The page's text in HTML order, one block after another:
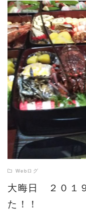
Webログ
大晦日 ２０１
た！！